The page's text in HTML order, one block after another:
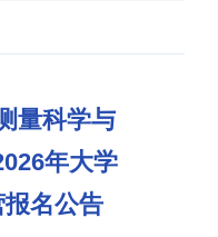
量科学与
年大学
名公告